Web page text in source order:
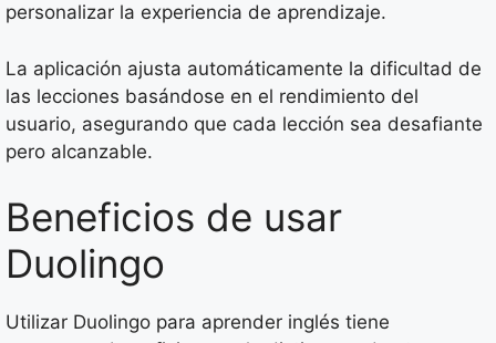
personalizar la experiencia de aprendizaje.
La aplicación ajusta automáticamente la dificultad de
las lecciones basándose en el rendimiento del
usuario, asegurando que cada lección sea desafiante
pero alcanzable.
Beneficios de usar
Duolingo
Utilizar Duolingo para aprender inglés tiene